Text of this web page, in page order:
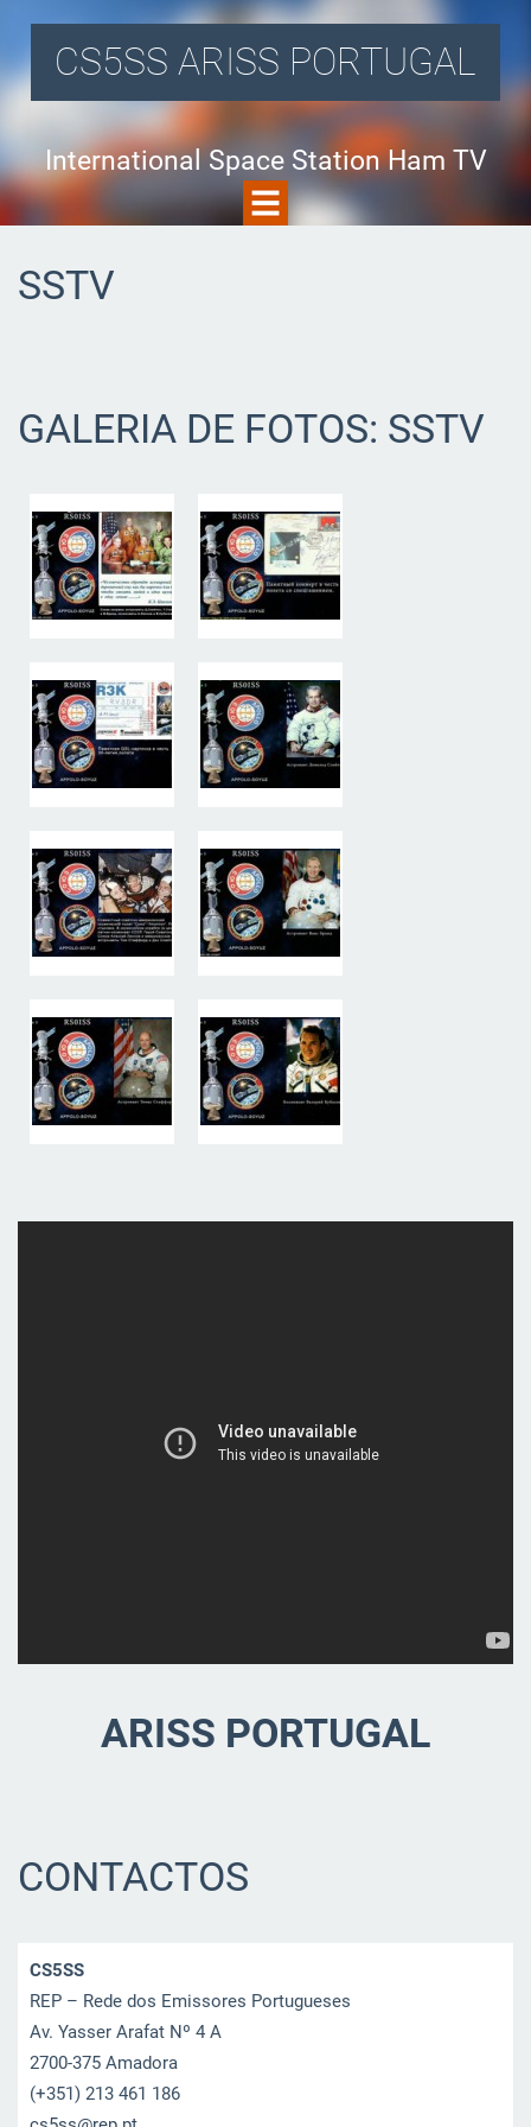
CS5SS ARISS PORTUGAL
International Space Station Ham TV
SSTV
GALERIA DE FOTOS: SSTV
ARISS PORTUGAL
CONTACTOS
CS5SS
REP – Rede dos Emissores Portugueses
Av. Yasser Arafat Nº 4 A
2700-375 Amadora
(+351) 213 461 186